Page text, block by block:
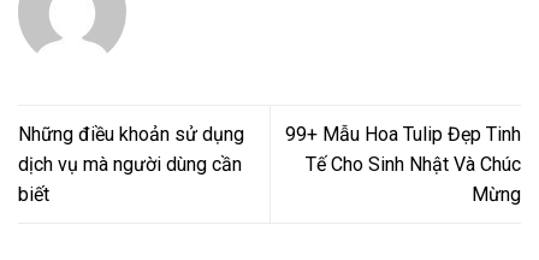
Những điều khoản sử dụng
dịch vụ mà người dùng cần
biết
99+ Mẫu Hoa Tulip Đẹp Tinh
Tế Cho Sinh Nhật Và Chúc
Mừng